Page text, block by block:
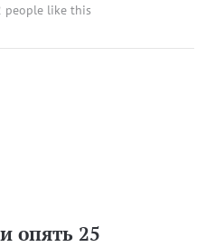
people like this
опять 25